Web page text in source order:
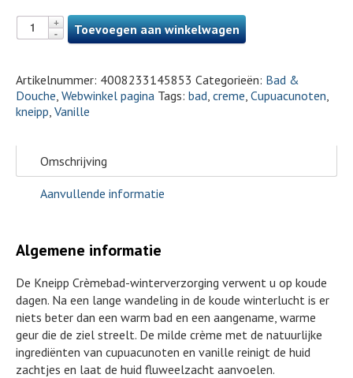
Toevoegen aan winkelwagen
Artikelnummer: 4008233145853 Categorieën: Bad &
Douche Webwinkel pagina Tags: bad creme Cupuacunoten
kneipp Vanille
Omschrijving
Aanvullende informatie
Algemene informatie
De Kneipp Crèmebad-winterverzorging verwent u op koude
dagen. Na een lange wandeling in de koude winterlucht is er
niets beter dan een warm bad en een aangename, warme
geur die de ziel streelt. De milde crème met de natuurlijke
ingrediënten van cupuacunoten en vanille reinigt de huid
zachtjes en laat de huid fluweelzacht aanvoelen.